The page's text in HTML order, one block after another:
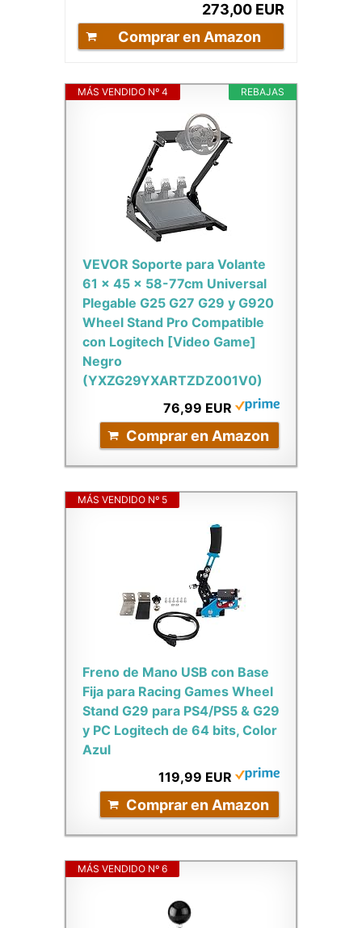
273,00 EUR
Comprar en Amazon
REBAJAS
MÁS VENDIDO Nº 4
VEVOR Soporte para Volante
61 x 45 x 58-77cm Universal
Plegable G25 G27 G29 y G920
Wheel Stand Pro Compatible
con Logitech [Video Game]
Negro
(YXZG29YXARTZDZ001V0)
76,99 EUR
Comprar en Amazon
MÁS VENDIDO Nº 5
Freno de Mano USB con Base
Fija para Racing Games Wheel
Stand G29 para PS4/PS5 & G29
y PC Logitech de 64 bits, Color
Azul
119,99 EUR
Comprar en Amazon
MÁS VENDIDO Nº 6